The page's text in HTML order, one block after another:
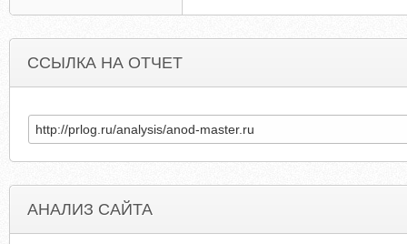
ССЫЛКА НА ОТЧЕТ
АНАЛИЗ САЙТА